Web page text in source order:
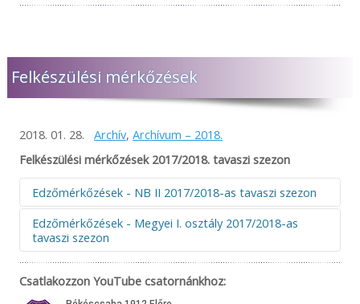
Felkészülési mérkőzések
2018. 01. 28. Archív, Archívum – 2018.
Felkészülési mérkőzések 2017/2018. tavaszi szezon
Edzőmérkőzések - NB II 2017/2018-as tavaszi szezon
Edzőmérkőzések - NB II 2017/2018-as
tavaszi szezon
Dátum Időpont Hazai
Edzőmérkőzések - Megyei I. osztály 2017/2018-as
tavaszi szezon
Edzőmérkőzések - Megyei I. osztály
Csatlakozzon YouTube csatornánkhoz: